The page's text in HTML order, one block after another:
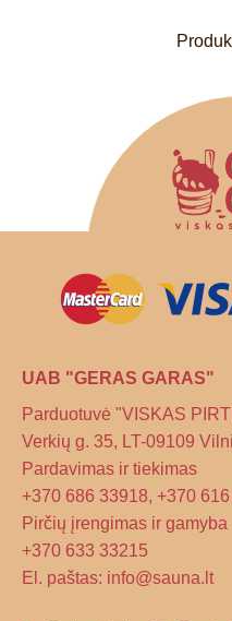
UAB "GERAS GARAS"
Parduotuvė "VISKAS
Verkių g. 35, LT-09109
Pardavimas ir tiekimas
+370 686 33918, +370
Pirčių įrengimas ir gamyba
+370 633 33215
El. paštas: info@sauna.lt